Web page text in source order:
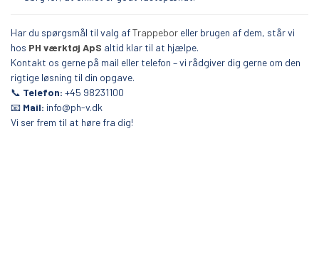
Har du spørgsmål til valg afTrappebor eller brugen af dem, står vi
hos PH værktøj ApS altid klar til at hjælpe.
Kontakt os gerne på mail eller telefon – vi rådgiver dig gerne om den
rigtige løsning til din opgave.
📞 Telefon: +45 98231100
📧 Mail: info@ph-v.dk
Vi ser frem til at høre fra dig!